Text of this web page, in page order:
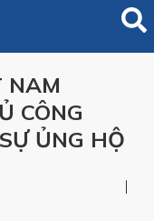
NAM
CÔNG
ỦNG HỘ